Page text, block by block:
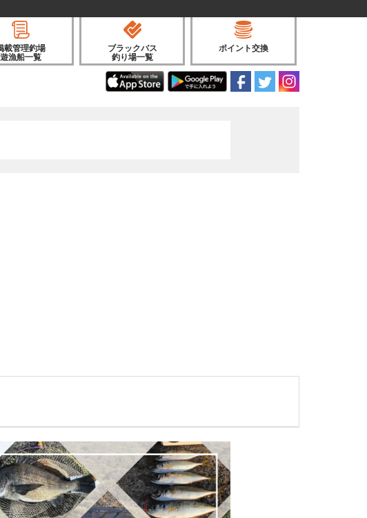
載管理釣場
遊漁船一覧
ブラックバス
釣り場一覧
ポイント交換